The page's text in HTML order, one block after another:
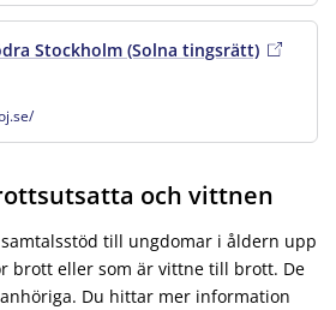
Stockholm (Solna tingsrätt) , extern
och vittnen
till ungdomar i åldern upp
brott eller som är vittne till brott. De
Du hittar mer information